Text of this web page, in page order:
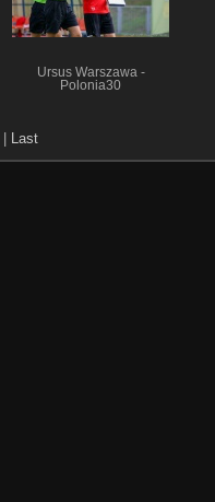
Ursus Warszawa -
Polonia30
Last